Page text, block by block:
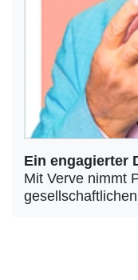
Ein engagierter
Mit Verve nimmt